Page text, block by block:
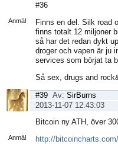
Anmäl
#36
Finns en del. Silk road
finns totalt 12 miljoner
så har det redan dykt
droger och vapen är ju
services som börjat ta
Så sex, drugs and
Anmäl
#39 Av: SirBurns
2013-11-07 12:43:03
Bitcoin ny ATH, över
http://